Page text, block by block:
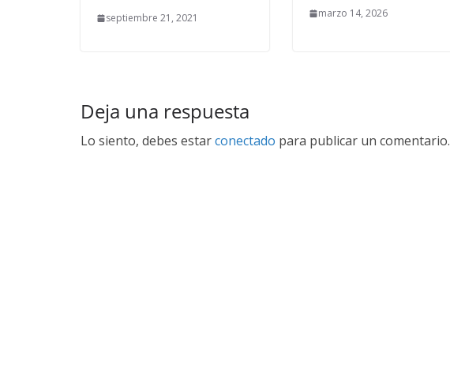
septiembre 21, 2021 marzo 14, 2026
Deja una respuesta
Lo siento, debes estarconectado para publicar un comentario.